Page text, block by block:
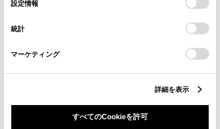
意したことになります。Cookie(クッキー)のオプトアウト、
設定の変更、同意を撤回したりするにあたっては、当社の
「Cookie（クッキー）情報の取り扱いについて
」をご覧くだ
設定情報
統計
マーケティング
詳細を表示
すべてのCookieを許可